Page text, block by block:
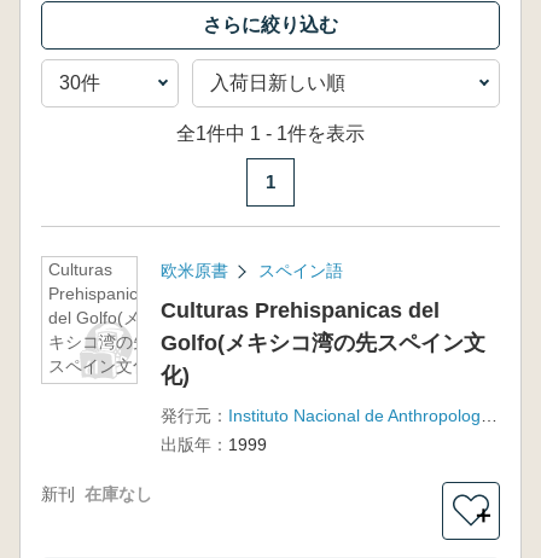
全1件中 1 - 1件を表示
1
Culturas
Prehispanicas
del Golfo(メ
キシコ湾の先
スペイン文化)
欧米原書 スペイン語
Culturas Prehispanicas del
Golfo(メキシコ湾の先スペイン文
化)
発行元：
出版年： 1999
新刊 在庫なし
＋